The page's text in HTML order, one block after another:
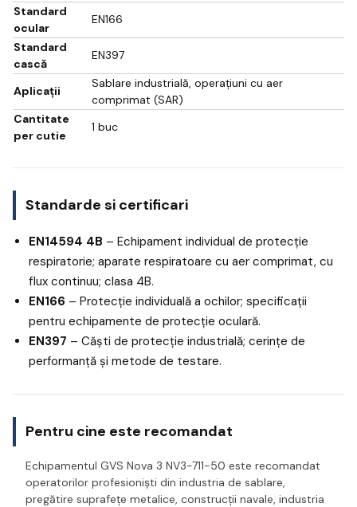
Standard
ocular
EN166
Standard
cască
EN397
Aplicații
Sablare industrială, operațiuni cu aer
comprimat (SAR)
Cantitate
per cutie
1 buc
Standarde si certificari
EN14594 4B – Echipament individual de protecție
respiratorie; aparate respiratoare cu aer comprimat, cu
flux continuu; clasa 4B.
EN166 – Protecție individuală a ochilor; specificații
pentru echipamente de protecție oculară.
EN397 – Căști de protecție industrială; cerințe de
performanță și metode de testare.
Pentru cine este recomandat
Echipamentul GVS Nova 3 NV3-711-50 este recomandat
operatorilor profesioniști din industria de sablare,
pregătire suprafețe metalice, construcții navale, industria